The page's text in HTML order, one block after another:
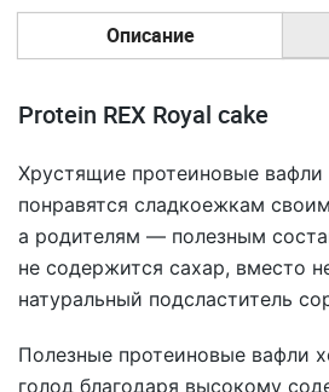
Описание
Protein REX Royal cake
Хрустящие протеиновые вафли
понравятся сладкоежкам
а родителям — полезным
не содержится сахар, вместо
натуральный подсластитель
Полезные протеиновые вафли
голод благодаря высокому